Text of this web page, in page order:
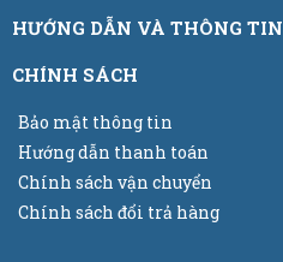
HƯỚNG DẪN VÀ THÔNG TIN
CHÍNH SÁCH
Bảo mật thông tin
Hướng dẫn thanh toán
Chính sách vận chuyển
Chính sách đổi trả hàng